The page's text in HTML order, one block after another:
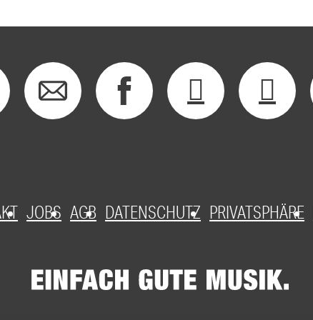
JOBS AGB DATENSCHUTZ PRIVATSPHÄRE